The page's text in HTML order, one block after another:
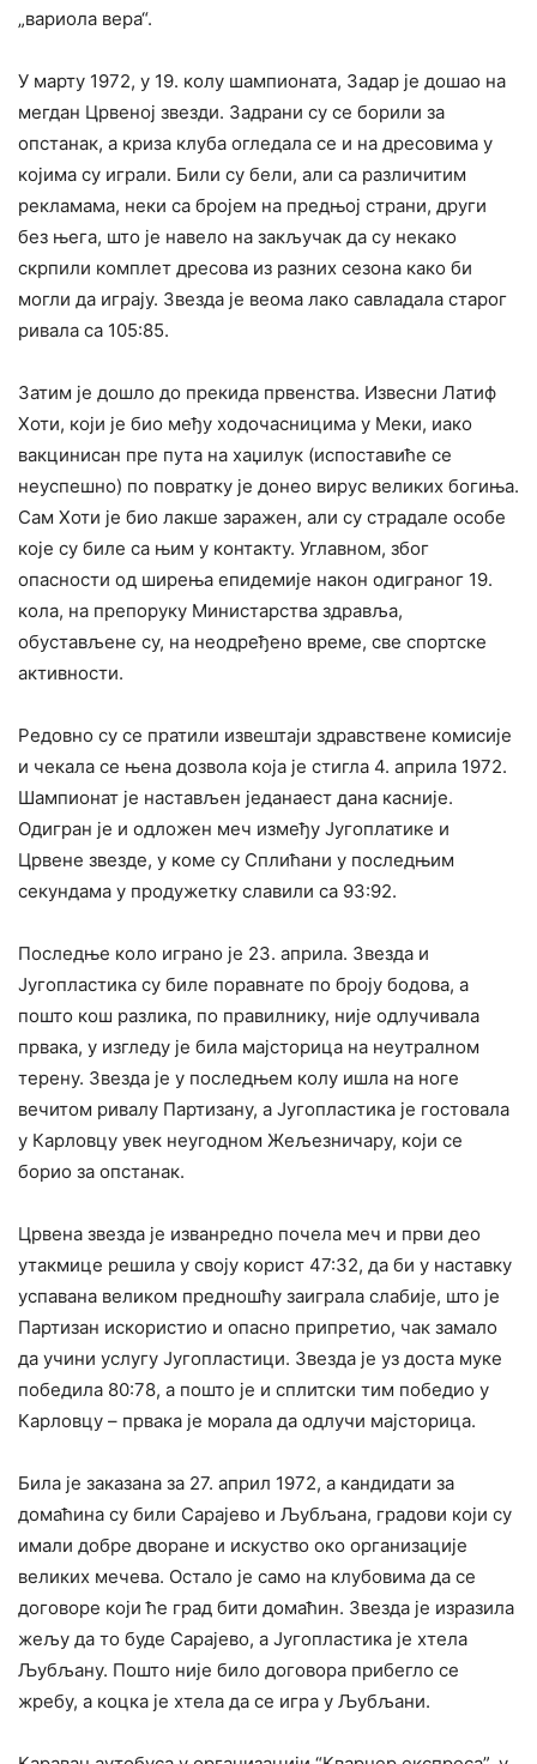
„вариола вера“.
У марту 1972, у 19. колу шампионата, Задар је дошао на
мегдан Црвеној звезди. Задрани су се борили за
опстанак, а криза клуба огледала се и на дресовима у
којима су играли. Били су бели, али са различитим
рекламама, неки са бројем на предњој страни, други
без њега, што је навело на закључак да су некако
скрпили комплет дресова из разних сезона како би
могли да играју. Звезда је веома лако савладала старог
ривала са 105:85.
Затим је дошло до прекида првенства. Извесни Латиф
Хоти, који је био међу ходочасницима у Меки, иако
вакцинисан пре пута на хаџилук (испоставиће се
неуспешно) по повратку је донео вирус великих богиња.
Сам Хоти је био лакше заражен, али су страдале особе
које су биле са њим у контакту. Углавном, због
опасности од ширења епидемије након одиграног 19.
кола, на препоруку Министарства здравља,
обустављене су, на неодређено време, све спортске
активности.
Редовно су се пратили извештаји здравствене комисије
и чекала се њена дозвола која је стигла 4. априла 1972.
Шампионат је настављен једанаест дана касније.
Одигран је и одложен меч између Југоплатике и
Црвене звезде, у коме су Сплићани у последњим
секундама у продужетку славили са 93:92.
Последње коло играно је 23. априла. Звезда и
Југопластика су биле поравнате по броју бодова, а
пошто кош разлика, по правилнику, није одлучивала
првака, у изгледу је била мајсторица на неутралном
терену. Звезда је у последњем колу ишла на ноге
вечитом ривалу Партизану, а Југопластика је гостовала
у Карловцу увек неугодном Жељезничару, који се
борио за опстанак.
Црвена звезда је изванредно почела меч и први део
утакмице решила у своју корист 47:32, да би у наставку
успавана великом предношћу заиграла слабије, што је
Партизан искористио и опасно припретио, чак замало
да учини услугу Југопластици. Звезда је уз доста муке
победила 80:78, а пошто је и сплитски тим победио у
Карловцу – првака је морала да одлучи мајсторица.
Била је заказана за 27. април 1972, а кандидати за
домаћина су били Сарајево и Љубљана, градови који су
имали добре дворане и искуство око организације
великих мечева. Остало је само на клубовима да се
договоре који ће град бити домаћин. Звезда је изразила
жељу да то буде Сарајево, а Југопластика је хтела
Љубљану. Пошто није било договора прибегло се
жребу, а коцка је хтела да се игра у Љубљани.